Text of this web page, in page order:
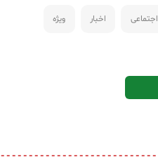
اجتماعی اخبار ویژه